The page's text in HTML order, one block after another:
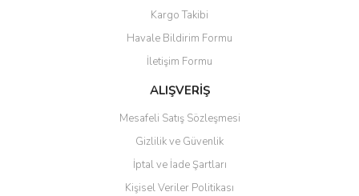
Kargo Takibi
Havale Bildirim Formu
İletişim Formu
ALIŞVERİŞ
Mesafeli Satış Sözleşmesi
Gizlilik ve Güvenlik
İptal ve İade Şartları
Kişisel Veriler Politikası